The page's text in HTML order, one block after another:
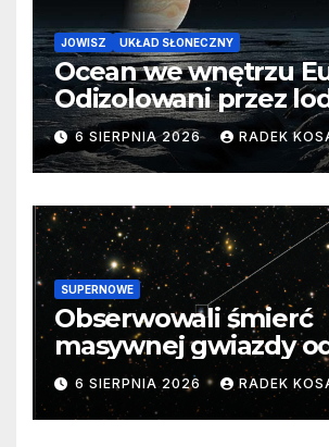
JOWISZ UKŁAD SŁONECZNY
Ocean we wnętrzu
Odizolowani przez
barierę
6 SIERPNIA 2026 RADEK
SUPERNOWE
Obserwowali śmierć
masywnej gwiazdy
samego początku.
cenne dane
6 SIERPNIA 2026 RADEK